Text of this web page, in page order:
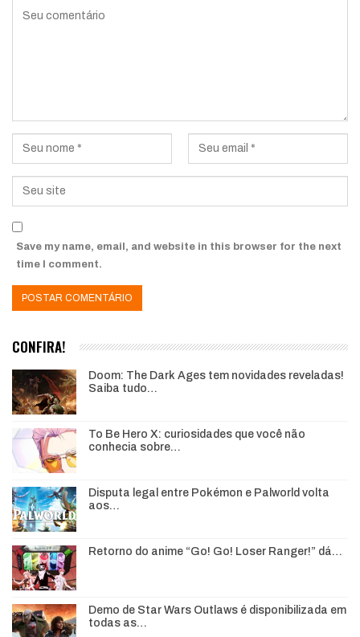
Save my name, email, and website in this browser for the next
time I comment.
CONFIRA!
Doom: The Dark Ages tem novidades reveladas!
Saiba tudo…
To Be Hero X: curiosidades que você não
conhecia sobre…
Disputa legal entre Pokémon e Palworld volta
aos…
Retorno do anime “Go! Go! Loser Ranger!” dá…
Demo de Star Wars Outlaws é disponibilizada em
todas as…